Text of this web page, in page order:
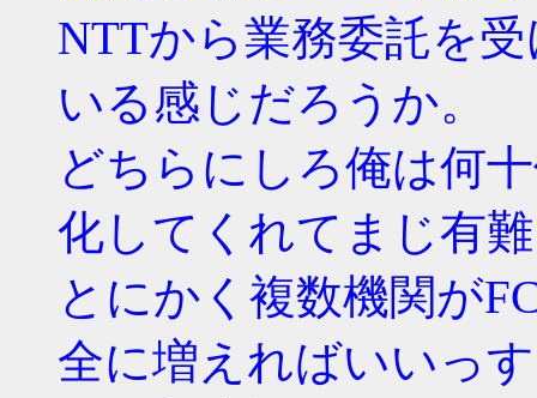
NTTから業務委託を
いる感じだろうか。
どちらにしろ俺は何
化してくれてまじ有
とにかく複数機関が
全に増えればいいっ